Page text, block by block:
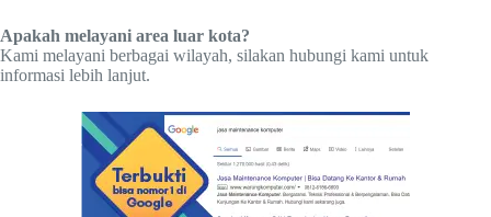
Apakah melayani area luar kota?
Kami melayani berbagai wilayah, silakan hubungi kami untuk
informasi lebih lanjut.